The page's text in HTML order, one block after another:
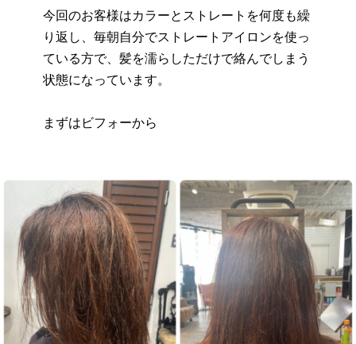
今回のお客様はカラーとストレートを何度も繰
り返し、毎朝自分でストレートアイロンを使っ
ている方で、髪を濡らしただけで絡んでしまう
状態になっています。
まずはビフォーから